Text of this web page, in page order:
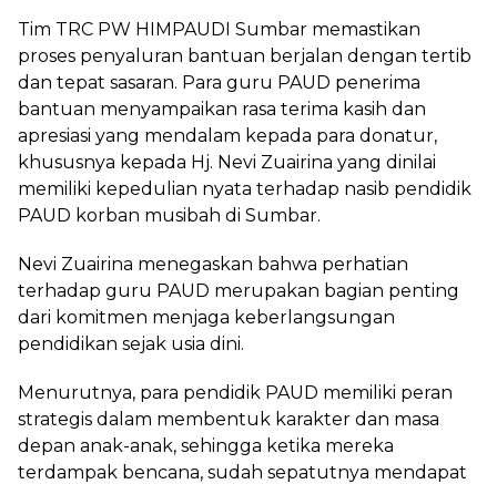
Tim TRC PW HIMPAUDI Sumbar memastikan
proses penyaluran bantuan berjalan dengan tertib
dan tepat sasaran. Para guru PAUD penerima
bantuan menyampaikan rasa terima kasih dan
apresiasi yang mendalam kepada para donatur,
khususnya kepada Hj. Nevi Zuairina yang dinilai
memiliki kepedulian nyata terhadap nasib pendidik
PAUD korban musibah di Sumbar.
Nevi Zuairina menegaskan bahwa perhatian
terhadap guru PAUD merupakan bagian penting
dari komitmen menjaga keberlangsungan
pendidikan sejak usia dini.
Menurutnya, para pendidik PAUD memiliki peran
strategis dalam membentuk karakter dan masa
depan anak-anak, sehingga ketika mereka
terdampak bencana, sudah sepatutnya mendapat